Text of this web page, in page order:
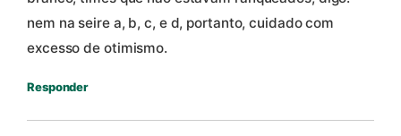
nem na seire a, b, c, e d, portanto, cuidado com
excesso de otimismo.
Responder